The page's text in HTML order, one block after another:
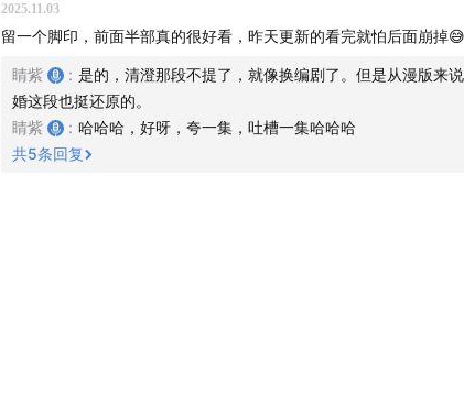
2025.11.03
留一个脚印，前面半部真的很好看，昨天更新的看完就怕后面崩掉😅
睛紫 : 是的，清澄那段不提了，就像换编剧了。但是从漫版来
婚这段也挺还原的。
睛紫
: 哈哈哈，好呀，夸一集，吐槽一集哈哈哈
共5条回复